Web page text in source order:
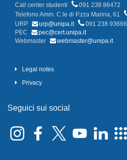
Call center studenti
091 238 86472
Telefono Amm. C.le di P.zza Marina, 61
URP
urp@unipa.it
091 238 93666
PEC
pec@cert.unipa.it
Webmaster
webmaster@unipa.it
Legal notes
Privacy
Seguici sui social